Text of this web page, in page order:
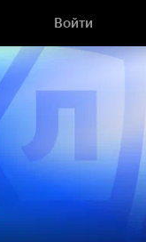
Войти